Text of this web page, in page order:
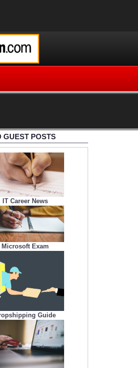
GUEST POSTS
IT Career News
Microsoft Exam
Guide